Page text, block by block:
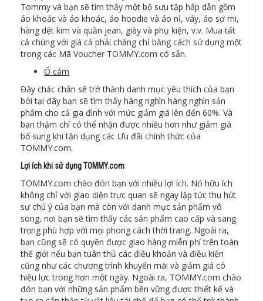
Tommy và bạn sẽ tìm thấy một bộ sưu tập hấp dẫn gồm
áo khoác và áo khoác, áo hoodie và áo nỉ, váy, áo sơ mi,
hàng dệt kim và quần jean, giày và phụ kiện, v.v. Mua tất
cả chúng với giá cả phải chăng chỉ bằng cách sử dụng một
trong các Mã Voucher TOMMY.com có sẵn.
Ổ cắm
Đây chắc chắn sẽ trở thành danh mục yêu thích của bạn
bởi tại đây bạn sẽ tìm thấy hàng nghìn hàng nghìn sản
phẩm cho cả gia đình với mức giảm giá lên đến 60%. Và
bạn thậm chí có thể nhận được nhiều hơn như giảm giá
bổ sung khi tận dụng các Ưu đãi chính thức của
TOMMY.com.
Lợi ích khi sử dụng TOMMY.com
TOMMY.com chào đón bạn với nhiều lợi ích. Nó hữu ích
không chỉ với giao diện trực quan sẽ ngay lập tức thu hút
sự chú ý của bạn mà còn với danh mục sản phẩm vô
song, nơi bạn sẽ tìm thấy các sản phẩm cao cấp và sang
trọng phù hợp với mọi phong cách thời trang. Ngoài ra,
bạn cũng sẽ có quyền được giao hàng miễn phí trên toàn
thế giới nếu bạn tuân thủ các điều khoản và điều kiện
cũng như các chương trình khuyến mãi và giảm giá có
hiệu lực trong hơn một ngày. Ngoài ra, TOMMY.com chào
đón bạn với những sản phẩm bền vững được thiết kế và